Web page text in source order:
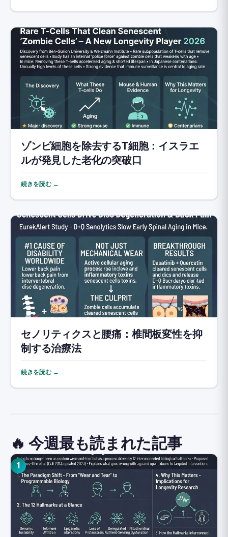
ゾンビ細胞を除去するT細胞：イスラエ
ルが発見した老化の突破口
続きを読む ←
セノリティクスと腰痛：椎間板変性を抑
制する治療法
続きを読む ←
🔥 今週最も読まれた記事
1